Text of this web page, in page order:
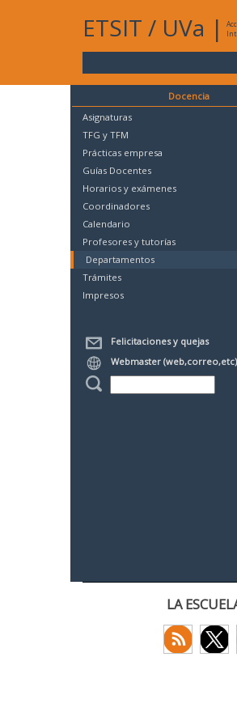
ETSIT / UVa |
Docencia
Asignaturas
TFG y TFM
Prácticas empresa
Guías Docentes
Horarios y exámenes
Coordinadores
Calendario
Profesores y tutorías
Departamentos
Trámites
Impresos
Felicitaciones y quejas
Webmaster (web,correo,etc)
LA